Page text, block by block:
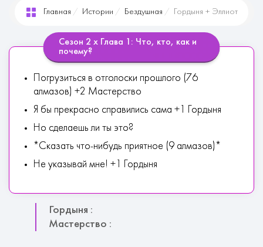
Главная Истории Бездушная Гордыня + Эллиот
Сезон 2 х Глава 1: Что, кто, как и
почему?
Погрузиться в отголоски прошлого (76
алмазов) +2 Мастерство
Я бы прекрасно справились сама +1 Гордыня
Но сделаешь ли ты это?
*Сказать что-нибудь приятное (9 алмазов)*
Не указывай мне! +1 Гордыня
Гордыня :
Мастерство :